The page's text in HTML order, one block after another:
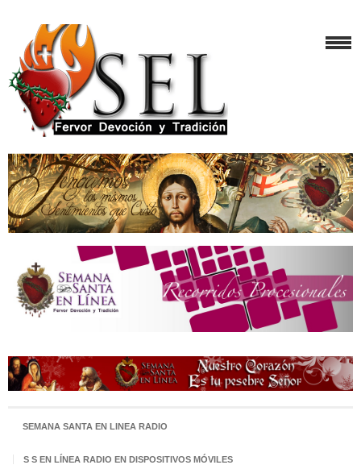
SEMANA SANTA EN LINEA RADIO
S S EN LÍNEA RADIO EN DISPOSITIVOS MÓVILES